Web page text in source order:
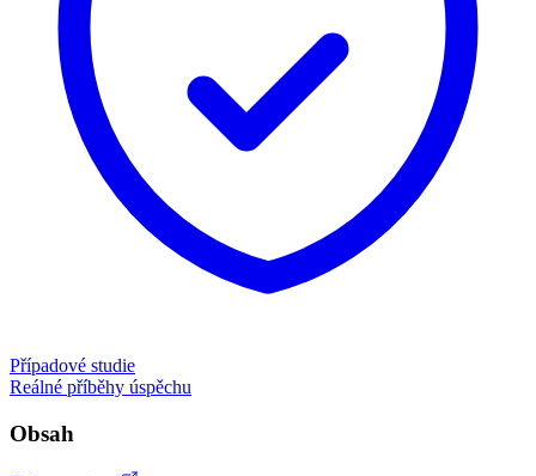
Případové studie
Reálné příběhy úspěchu
Obsah